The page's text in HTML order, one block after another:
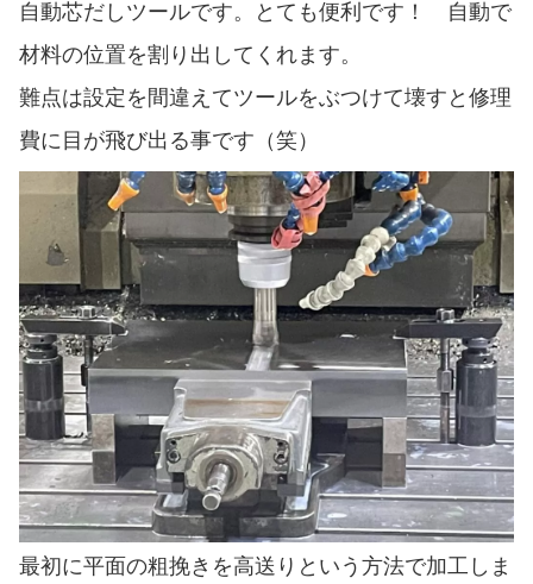
自動芯だしツールです。とても便利です！ 自動で
材料の位置を割り出してくれます。
難点は設定を間違えてツールをぶつけて壊すと修理
費に目が飛び出る事です（笑）
最初に平面の粗挽きを高送りという方法で加工しま